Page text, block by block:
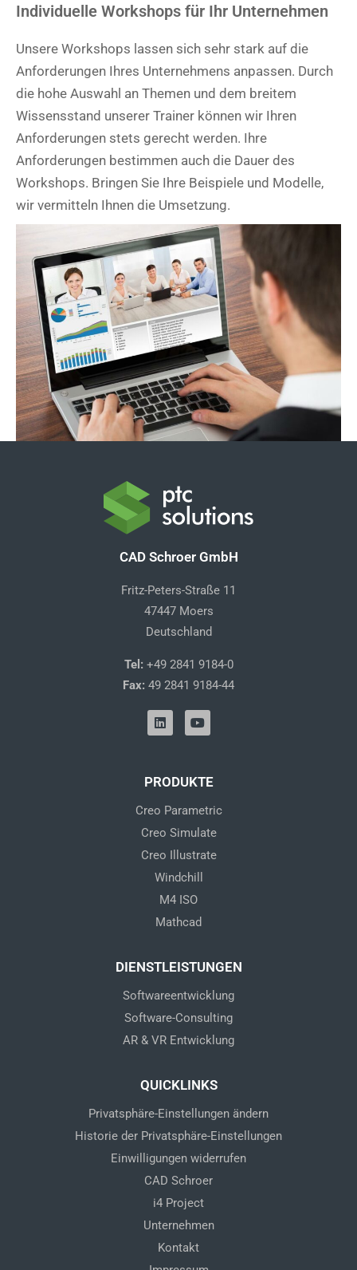
Individuelle Workshops für Ihr Unternehmen
Unsere Workshops lassen sich sehr stark auf die
Anforderungen Ihres Unternehmens anpassen. Durch
die hohe Auswahl an Themen und dem breitem
Wissensstand unserer Trainer können wir Ihren
Anforderungen stets gerecht werden. Ihre
Anforderungen bestimmen auch die Dauer des
Workshops. Bringen Sie Ihre Beispiele und Modelle,
wir vermitteln Ihnen die Umsetzung.
CAD Schroer GmbH
Fritz-Peters-Straße 11
47447 Moers
Deutschland
Tel: +49 2841 9184-0
Fax: 49 2841 9184-44
L
i
n
d
i
n
Y
o
u
b
e
PRODUKTE
Creo Parametric
Creo Simulate
Creo Illustrate
Windchill
M4 ISO
Mathcad
DIENSTLEISTUNGEN
Softwareentwicklung
Software-Consulting
AR & VR Entwicklung
QUICKLINKS
Privatsphäre-Einstellungen ändern
Historie der Privatsphäre-Einstellungen
Einwilligungen widerrufen
CAD Schroer
i4 Project
Unternehmen
Kontakt